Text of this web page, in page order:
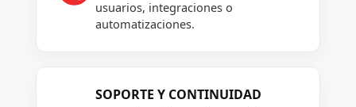
usuarios, integraciones o
automatizaciones.
SOPORTE Y CONTINUIDAD